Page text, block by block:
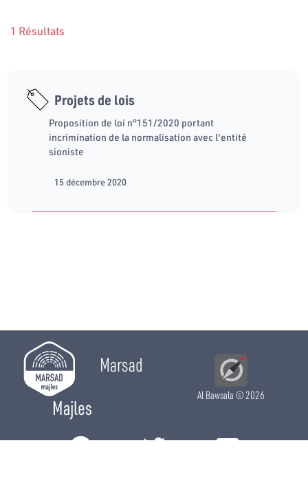
1 Résultats
Projets de lois
Proposition de loi n°151/2020 portant
incrimination de la normalisation avec l'entité
sioniste
15 décembre 2020
Marsad
Majles
Al Bawsala© 2026